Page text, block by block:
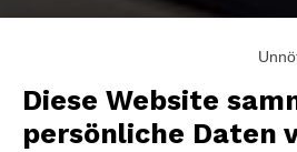
Diese Website
persönliche Daten